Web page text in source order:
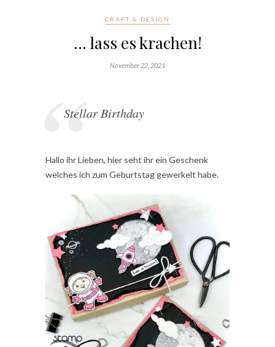
CRAFT & DESIGN
… lass es krachen!
November 22, 2021
Stellar Birthday
Hallo ihr Lieben, hier seht ihr ein Geschenk
welches ich zum Geburtstag gewerkelt habe.